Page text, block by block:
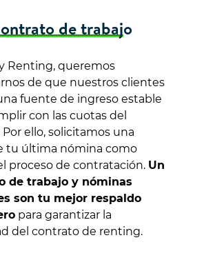
de trabajo
Renting, queremos
de que nuestros clientes
fuente de ingreso estable
con las cuotas del
ello, solicitamos una
tu última nómina como
proceso de contratación. Un
de trabajo y nóminas
son tu mejor respaldo
para garantizar la
del contrato de renting.